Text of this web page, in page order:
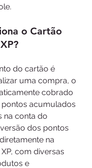
o Cartão
do cartão é
uma compra, o
cobrado
pontos acumulados
na conta do
dos pontos
na
com diversas
e